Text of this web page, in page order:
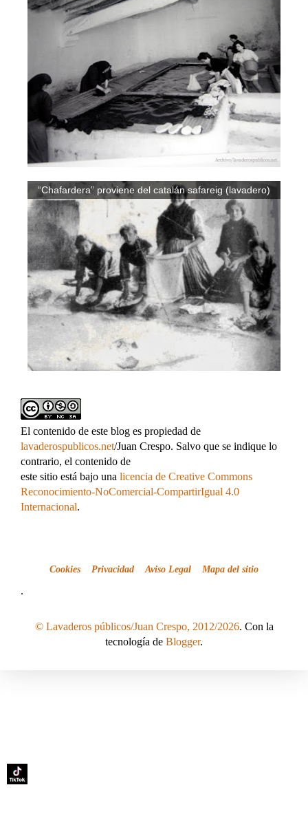
“Chafardera” proviene del catalán safareig (lavadero)
El contenido de este blog es propiedad de
lavaderospublicos.net/Juan Crespo. Salvo que se indique lo
contrario, el contenido de
este sitio está bajo una licencia de Creative Commons
Reconocimiento-NoComercial-CompartirIgual 4.0
Internacional.
Cookies Privacidad Aviso Legal Mapa del sitio
.
© Lavaderos públicos/Juan Crespo, 2012/2026. Con la
tecnología de Blogger.